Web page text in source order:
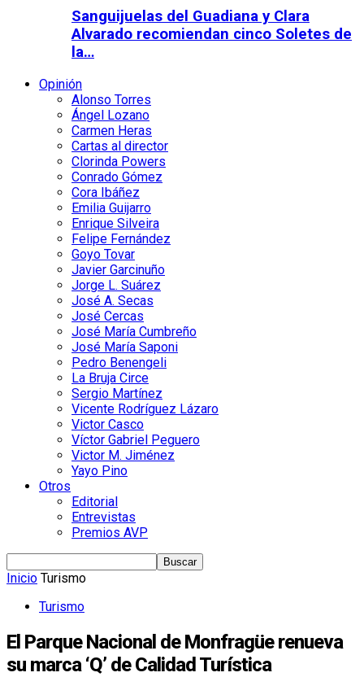
Sanguijuelas del Guadiana y Clara
Alvarado recomiendan cinco Soletes de
la…
Opinión
Alonso Torres
Ángel Lozano
Carmen Heras
Cartas al director
Clorinda Powers
Conrado Gómez
Cora Ibáñez
Emilia Guijarro
Enrique Silveira
Felipe Fernández
Goyo Tovar
Javier Garcinuño
Jorge L. Suárez
José A. Secas
José Cercas
José María Cumbreño
José María Saponi
Pedro Benengeli
La Bruja Circe
Sergio Martínez
Vicente Rodríguez Lázaro
Victor Casco
Víctor Gabriel Peguero
Victor M. Jiménez
Yayo Pino
Otros
Editorial
Entrevistas
Premios AVP
Inicio Turismo
Turismo
El Parque Nacional de Monfragüe renueva
su marca ‘Q’ de Calidad Turística